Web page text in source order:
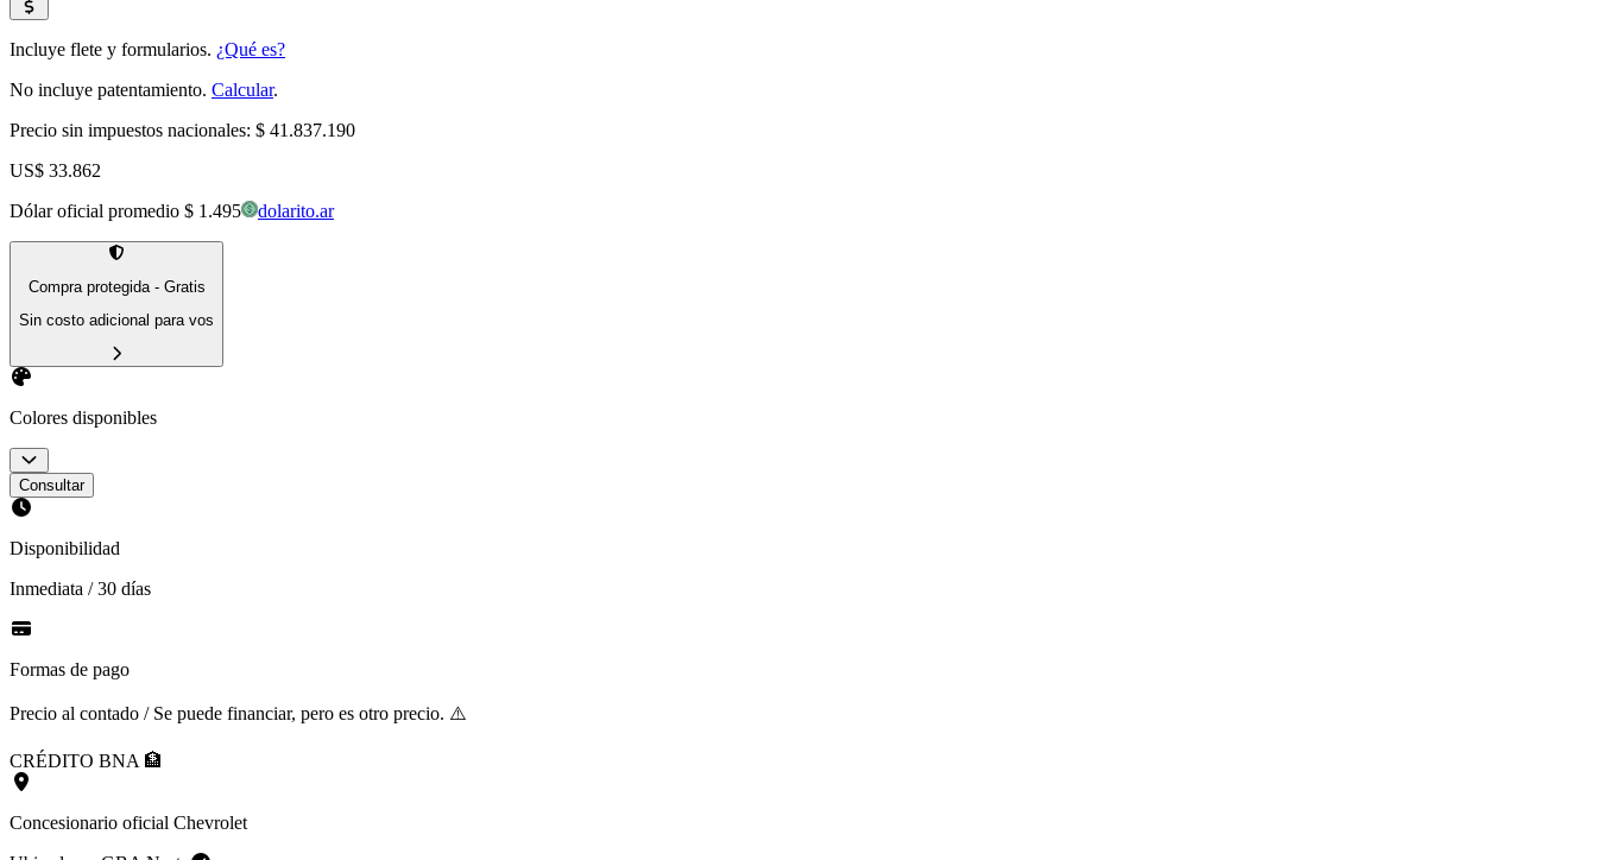
Incluye flete y formularios. ¿Qué es?
No incluye patentamiento. Calcular.
Precio sin impuestos nacionales: $ 41.837.190
US$ 33.862
Dólar oficial promedio $ 1.495 dolarito.ar
Compra protegida - Gratis
Sin costo adicional para vos
Colores disponibles
Consultar
Disponibilidad
Inmediata / 30 días
Formas de pago
Precio al contado / Se puede financiar, pero es otro precio. ⚠️
CRÉDITO BNA 🏦
Concesionario oficial Chevrolet